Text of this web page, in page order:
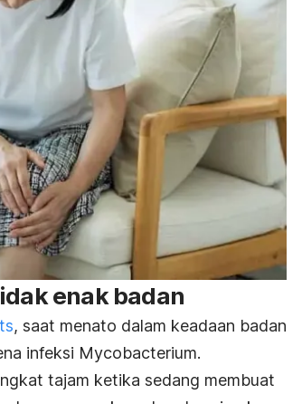
enak badan
, saat menato dalam keadaan badan
infeksi Mycobacterium.
tajam ketika sedang membuat